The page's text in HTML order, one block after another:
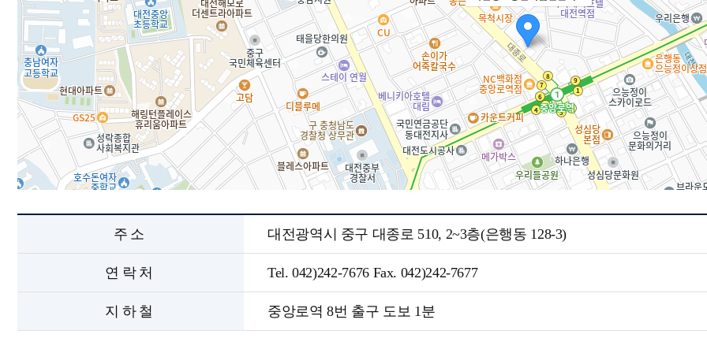
주소 대전광역시 중구 대종로 510, 2~3층(은행동 128-3)
연락처 Tel. 042)242-7676 Fax. 042)242-7677
지하철 중앙로역 8번 출구 도보 1분